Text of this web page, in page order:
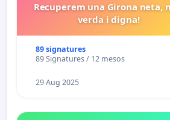
Recuperem una Girona neta,
verda i digna!
89 signatures
89 Signatures / 12 mesos
29 Aug 2025